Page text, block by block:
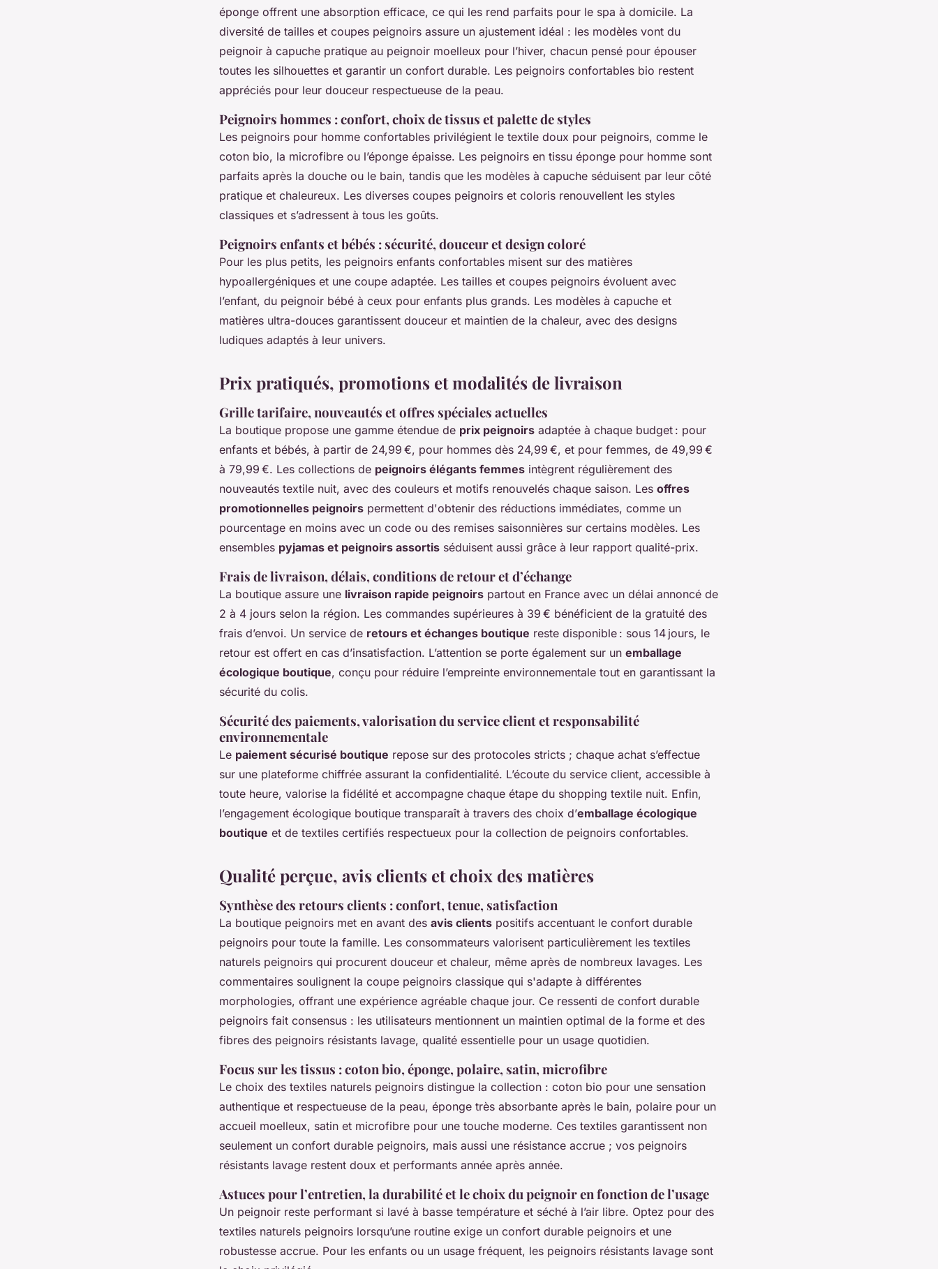
éponge offrent une absorption efficace, ce qui les rend parfaits pour le spa à domicile. La
diversité de tailles et coupes peignoirs assure un ajustement idéal : les modèles vont du
peignoir à capuche pratique au peignoir moelleux pour l’hiver, chacun pensé pour épouser
toutes les silhouettes et garantir un confort durable. Les peignoirs confortables bio restent
appréciés pour leur douceur respectueuse de la peau.
Peignoirs hommes : confort, choix de tissus et palette de styles
Les peignoirs pour homme confortables privilégient le textile doux pour peignoirs, comme le
coton bio, la microfibre ou l’éponge épaisse. Les peignoirs en tissu éponge pour homme sont
parfaits après la douche ou le bain, tandis que les modèles à capuche séduisent par leur côté
pratique et chaleureux. Les diverses coupes peignoirs et coloris renouvellent les styles
classiques et s’adressent à tous les goûts.
Peignoirs enfants et bébés : sécurité, douceur et design coloré
Pour les plus petits, les peignoirs enfants confortables misent sur des matières
hypoallergéniques et une coupe adaptée. Les tailles et coupes peignoirs évoluent avec
l’enfant, du peignoir bébé à ceux pour enfants plus grands. Les modèles à capuche et
matières ultra-douces garantissent douceur et maintien de la chaleur, avec des designs
ludiques adaptés à leur univers.
Prix pratiqués, promotions et modalités de livraison
Grille tarifaire, nouveautés et offres spéciales actuelles
La boutique propose une gamme étendue de prix peignoirs adaptée à chaque budget : pour
enfants et bébés, à partir de 24,99 €, pour hommes dès 24,99 €, et pour femmes, de 49,99 €
à 79,99 €. Les collections de peignoirs élégants femmes intègrent régulièrement des
nouveautés textile nuit, avec des couleurs et motifs renouvelés chaque saison. Les offres
promotionnelles peignoirs permettent d'obtenir des réductions immédiates, comme un
pourcentage en moins avec un code ou des remises saisonnières sur certains modèles. Les
ensembles pyjamas et peignoirs assortis séduisent aussi grâce à leur rapport qualité-prix.
Frais de livraison, délais, conditions de retour et d’échange
La boutique assure une livraison rapide peignoirs partout en France avec un délai annoncé de
2 à 4 jours selon la région. Les commandes supérieures à 39 € bénéficient de la gratuité des
frais d’envoi. Un service de retours et échanges boutique reste disponible : sous 14 jours, le
retour est offert en cas d’insatisfaction. L’attention se porte également sur un emballage
écologique boutique, conçu pour réduire l’empreinte environnementale tout en garantissant la
sécurité du colis.
Sécurité des paiements, valorisation du service client et responsabilité
environnementale
Le paiement sécurisé boutique repose sur des protocoles stricts ; chaque achat s’effectue
sur une plateforme chiffrée assurant la confidentialité. L’écoute du service client, accessible à
toute heure, valorise la fidélité et accompagne chaque étape du shopping textile nuit. Enfin,
l’engagement écologique boutique transparaît à travers des choix d’emballage écologique
boutique et de textiles certifiés respectueux pour la collection de peignoirs confortables.
Qualité perçue, avis clients et choix des matières
Synthèse des retours clients : confort, tenue, satisfaction
La boutique peignoirs met en avant des avis clients positifs accentuant le confort durable
peignoirs pour toute la famille. Les consommateurs valorisent particulièrement les textiles
naturels peignoirs qui procurent douceur et chaleur, même après de nombreux lavages. Les
commentaires soulignent la coupe peignoirs classique qui s'adapte à différentes
morphologies, offrant une expérience agréable chaque jour. Ce ressenti de confort durable
peignoirs fait consensus : les utilisateurs mentionnent un maintien optimal de la forme et des
fibres des peignoirs résistants lavage, qualité essentielle pour un usage quotidien.
Focus sur les tissus : coton bio, éponge, polaire, satin, microfibre
Le choix des textiles naturels peignoirs distingue la collection : coton bio pour une sensation
authentique et respectueuse de la peau, éponge très absorbante après le bain, polaire pour un
accueil moelleux, satin et microfibre pour une touche moderne. Ces textiles garantissent non
seulement un confort durable peignoirs, mais aussi une résistance accrue ; vos peignoirs
résistants lavage restent doux et performants année après année.
Astuces pour l’entretien, la durabilité et le choix du peignoir en fonction de l’usage
Un peignoir reste performant si lavé à basse température et séché à l’air libre. Optez pour des
textiles naturels peignoirs lorsqu’une routine exige un confort durable peignoirs et une
robustesse accrue. Pour les enfants ou un usage fréquent, les peignoirs résistants lavage sont